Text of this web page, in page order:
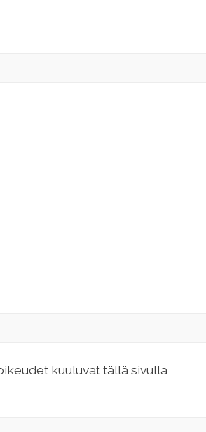
kuuluvat tällä sivulla